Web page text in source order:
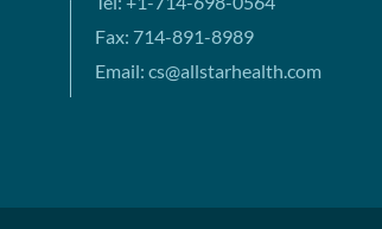
Cup USE BY
Agregar al carrito »
Butter
Fax: 714-891-8989
Email: cs@allstarhealth.com